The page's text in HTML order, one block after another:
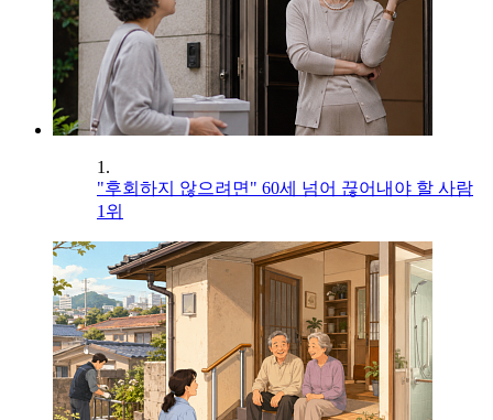
1.
"후회하지 않으려면" 60세 넘어 끊어내야 할 사람
1위